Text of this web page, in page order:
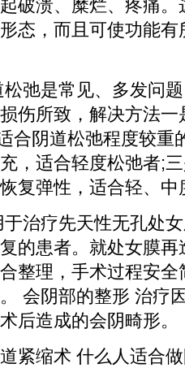
破溃、糜烂、疼痛
态，而且可使功能
是常见、多发问题
伤所致，解决方法
合阴道松弛程度较重
，适合轻度松弛者;
复弹性，适合轻、中
疗先天性无孔处女
的患者。就处女膜
整理，手术过程安
会阴部的整形 治疗
后造成的会阴畸形。
缩术 什么人适合做